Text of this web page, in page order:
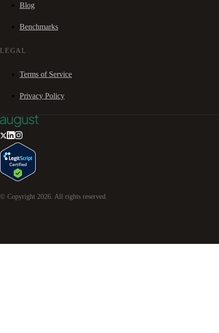
Blog
Benchmarks
LEGAL
Terms of Service
Privacy Policy
© Copyright 2026 . All rights reserved.